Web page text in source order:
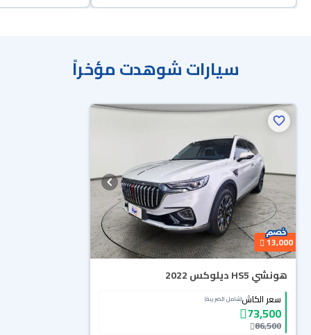
سيارات شوهدت مؤخراً
13,000
هونشي HS5 ديلوكس 2022
سعر الكاش(شامل الضريبة)
73,500
86,500